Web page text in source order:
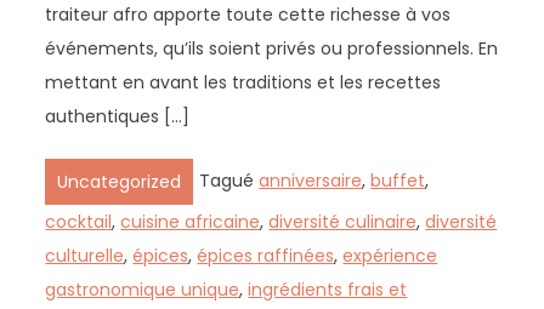
traiteur afro apporte toute cette richesse à vos
événements, qu’ils soient privés ou professionnels. En
mettant en avant les traditions et les recettes
authentiques […]
Uncategorized Taguéanniversaire,buffet,
cocktail,cuisine africaine,diversité culinaire,diversité
culturelle,épices,épices raffinées,expérience
gastronomique unique,ingrédients frais et